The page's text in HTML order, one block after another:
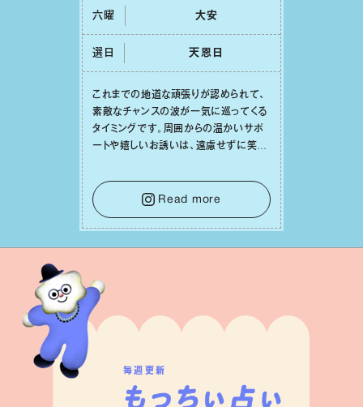
六曜 ⼤安
選日 天恩⽇
これまでの地道な頑張りが認められて、
素敵なチャンスの波が⼀気に巡ってくる
タイミングです。周囲からの温かいサポ
ートや嬉しいお誘いは、遠慮せずに笑顔
せになっていくイメージを持って⼀歩を
踏み出して。⼀⼈⼀⼈の良いところが混
ざり合い、ハッピーな未来が形作られて
いきます。
Read more
毎週更新